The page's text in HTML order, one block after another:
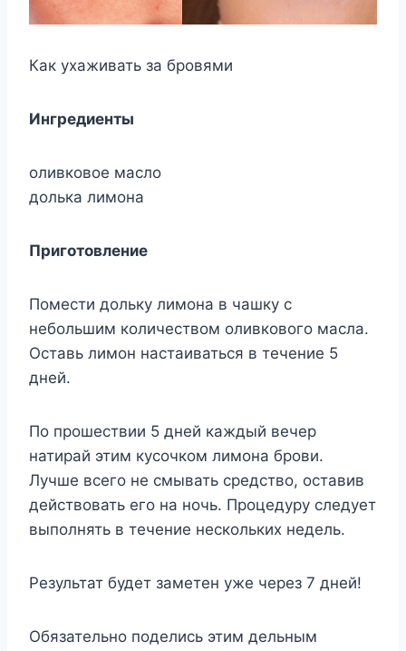
Как ухаживать за бровями
Ингредиенты
оливковое масло
долька лимона
Приготовление
Помести дольку лимона в чашку с
небольшим количеством оливкового масла.
Оставь лимон настаиваться в течение 5
дней.
По прошествии 5 дней каждый вечер
натирай этим кусочком лимона брови.
Лучше всего не смывать средство, оставив
действовать его на ночь. Процедуру следует
выполнять в течение нескольких недель.
Результат будет заметен уже через 7 дней!
Обязательно поделись этим дельным